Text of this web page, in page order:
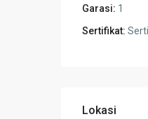
Garasi: 1
Sertifikat:
Lokasi